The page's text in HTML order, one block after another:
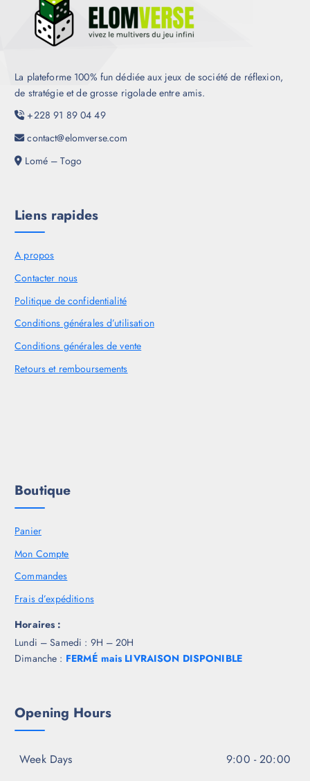
La plateforme 100% fun dédiée aux jeux de société de réflexion,
de stratégie et de grosse rigolade entre amis.
+228 91 89 04 49
contact@elomverse.com
Lomé – Togo
Liens rapides
A propos
Contacter nous
Politique de confidentialité
Conditions générales d’utilisation
Conditions générales de vente
Retours et remboursements
Boutique
Panier
Mon Compte
Commandes
Frais d’expéditions
Horaires :
Lundi – Samedi : 9H – 20H
Dimanche : FERMÉ mais LIVRAISON DISPONIBLE
Opening Hours
Week Days
9:00 - 20:00